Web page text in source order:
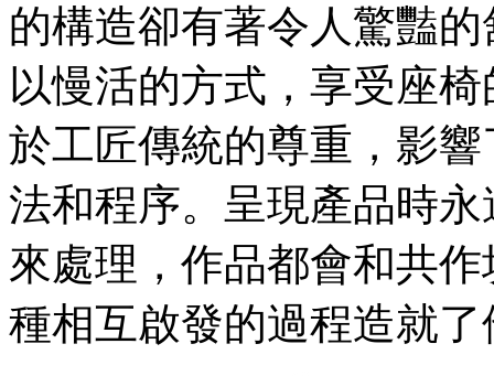
的構造卻有著令人驚豔
以慢活的方式，享受座
於工匠傳統的尊重，影響
法和程序。呈現產品時
來處理，作品都會和共
種相互啟發的過程造就